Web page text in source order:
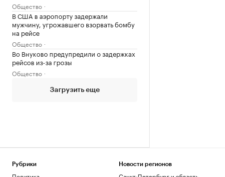
Общество
В США в аэропорту задержали
мужчину, угрожавшего взорвать бомбу
на рейсе
Общество
Во Внуково предупредили о задержках
рейсов из-за грозы
Общество
Загрузить еще
Рубрики Новости регионов